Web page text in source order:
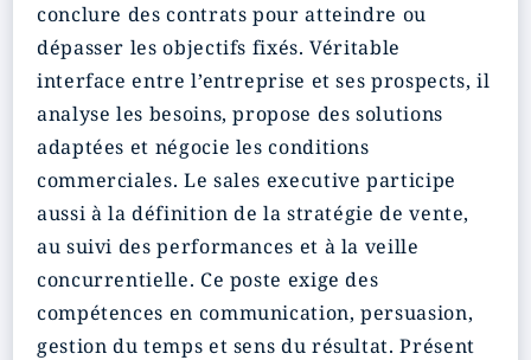
conclure des contrats pour atteindre ou
dépasser les objectifs fixés. Véritable
interface entre l’entreprise et ses prospects, il
analyse les besoins, propose des solutions
adaptées et négocie les conditions
commerciales. Le sales executive participe
aussi à la définition de la stratégie de vente,
au suivi des performances et à la veille
concurrentielle. Ce poste exige des
compétences en communication, persuasion,
gestion du temps et sens du résultat. Présent